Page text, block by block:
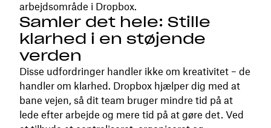
arbejdsområde i Dropbox.
Samler det hele: Stille
klarhed i en støjende
verden
Disse udfordringer handler ikke om kreativitet – de
handler om klarhed. Dropbox hjælper dig med at
bane vejen, så dit team bruger mindre tid på at
lede efter arbejde og mere tid på at gøre det. Ved